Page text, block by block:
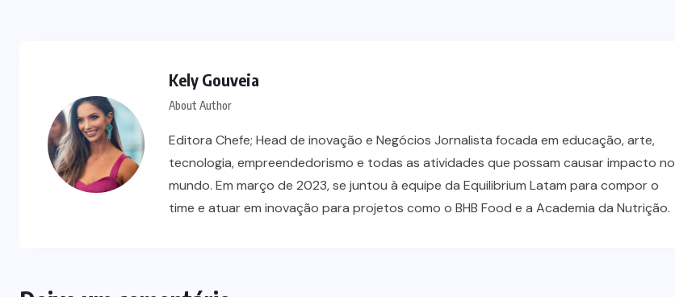
Kely Gouveia
About Author
Editora Chefe; Head de inovação e Negócios Jornalista focada em educação, arte,
tecnologia, empreendedorismo e todas as atividades que possam causar impacto no
mundo. Em março de 2023, se juntou à equipe da Equilibrium Latam para compor o
time e atuar em inovação para projetos como o BHB Food e a Academia da Nutrição.
Fi Innovation Awards 2026 revela
tendências da indústria
P&G anuncia aquisição da Thorne
por US$ 3,8 bilhões